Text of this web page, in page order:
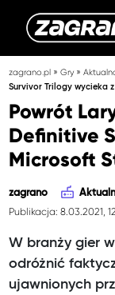
zagrano.pl »Gry»
Survivor Trilogy wycieka
Powrót
Definitive
Microsoft
zagrano
Publikacja: 8.03.2021,
W branży gier
odróżnić
ujawnionych